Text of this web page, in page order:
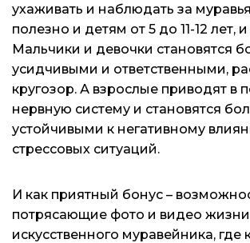
ухаживать и наблюдать за
полезно и детям от 5 до 11-12 лет,
Мальчики и девочки становятся
усидчивыми и ответственными,
кругозор. А взрослые приводят в
нервную систему и становятся
устойчивыми к негативному
стрессовых ситуаций.
И как приятный бонус –
потрясающие фото и видео жизни
искусственного муравейника, где